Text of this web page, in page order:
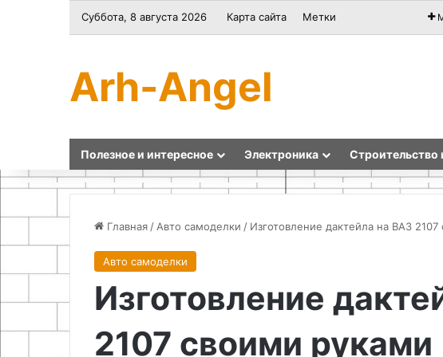
Суббота, 8 августа 2026 Карта сайта Метки
Arh-Angel
Полезное и интересное Электроника Строительство
Главная / Авто самоделки / Изготовление дактейла на ВАЗ
Авто самоделки
Изготовление
2107 своими руками
идеи
для
из